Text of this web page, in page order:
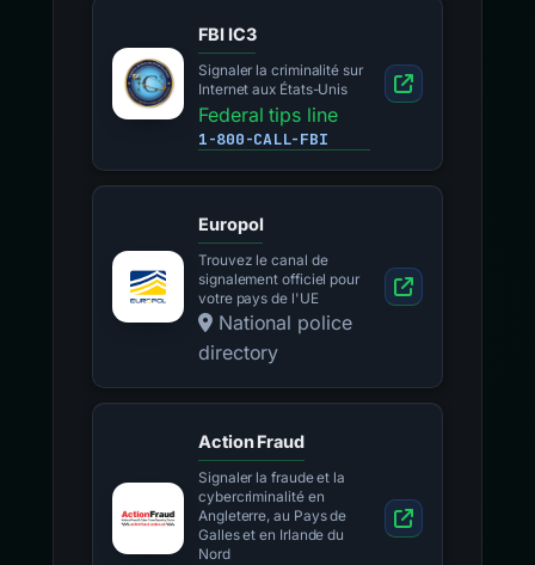
FBI IC3
Signaler la criminalité sur
Internet aux États-Unis
Federal tips line
1-800-CALL-FBI
Europol
Trouvez le canal de
signalement officiel pour
votre pays de l'UE
National police
directory
Action Fraud
Signaler la fraude et la
cybercriminalité en
Angleterre, au Pays de
Galles et en Irlande du
Nord